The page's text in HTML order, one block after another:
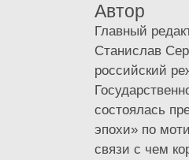
Автор
Главный
Станислав
российский
состоялась
эпохи» по
связи с чем